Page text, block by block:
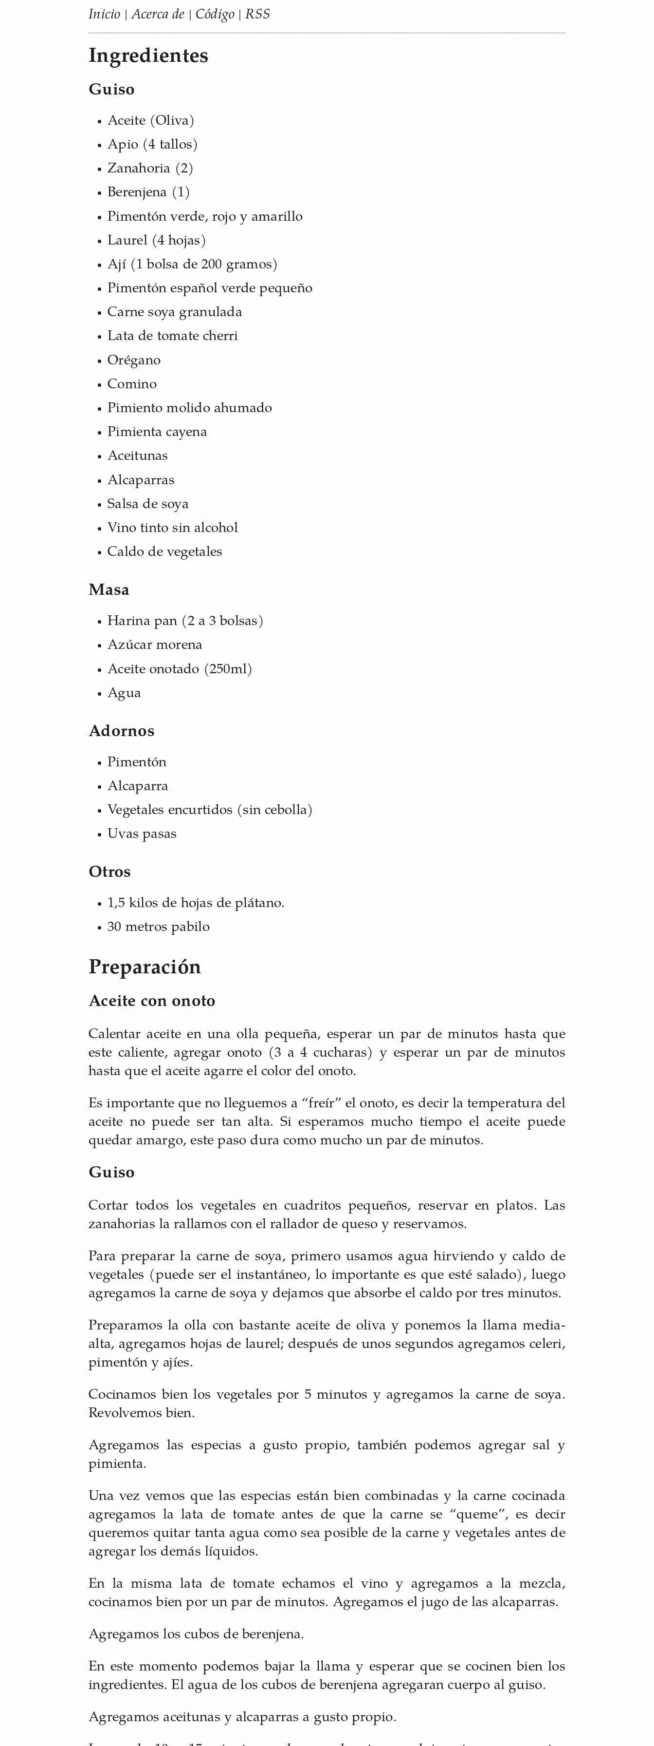
Inicio |Acerca de Código |RSS
Ingredientes
Guiso
Aceite (Oliva)
Apio (4 tallos)
Zanahoria (2)
Berenjena (1)
Pimentón verde, rojo y amarillo
Laurel (4 hojas)
Ají (1 bolsa de 200 gramos)
Pimentón español verde pequeño
Carne soya granulada
Lata de tomate cherri
Orégano
Comino
Pimiento molido ahumado
Pimienta cayena
Aceitunas
Alcaparras
Salsa de soya
Vino tinto sin alcohol
Caldo de vegetales
Masa
Harina pan (2 a 3 bolsas)
Azúcar morena
Aceite onotado (250ml)
Agua
Adornos
Pimentón
Alcaparra
Vegetales encurtidos (sin cebolla)
Uvas pasas
Otros
1,5 kilos de hojas de plátano.
30 metros pabilo
Preparación
Aceite con onoto
Calentar aceite en una olla pequeña, esperar un par de minutos hasta que
este caliente, agregar onoto (3 a 4 cucharas) y esperar un par de minutos
hasta que el aceite agarre el color del onoto.
Es importante que no lleguemos a “freír” el onoto, es decir la temperatura del
aceite no puede ser tan alta. Si esperamos mucho tiempo el aceite puede
quedar amargo, este paso dura como mucho un par de minutos.
Guiso
Cortar todos los vegetales en cuadritos pequeños, reservar en platos. Las
zanahorias la rallamos con el rallador de queso y reservamos.
Para preparar la carne de soya, primero usamos agua hirviendo y caldo de
vegetales (puede ser el instantáneo, lo importante es que esté salado), luego
agregamos la carne de soya y dejamos que absorbe el caldo por tres minutos.
Preparamos la olla con bastante aceite de oliva y ponemos la llama media-
alta, agregamos hojas de laurel; después de unos segundos agregamos celeri,
pimentón y ajíes.
Cocinamos bien los vegetales por 5 minutos y agregamos la carne de soya.
Revolvemos bien.
Agregamos las especias a gusto propio, también podemos agregar sal y
pimienta.
Una vez vemos que las especias están bien combinadas y la carne cocinada
agregamos la lata de tomate antes de que la carne se “queme”, es decir
queremos quitar tanta agua como sea posible de la carne y vegetales antes de
agregar los demás líquidos.
En la misma lata de tomate echamos el vino y agregamos a la mezcla,
cocinamos bien por un par de minutos. Agregamos el jugo de las alcaparras.
Agregamos los cubos de berenjena.
En este momento podemos bajar la llama y esperar que se cocinen bien los
ingredientes. El agua de los cubos de berenjena agregaran cuerpo al guiso.
Agregamos aceitunas y alcaparras a gusto propio.